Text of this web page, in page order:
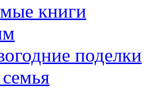
книги
поделки